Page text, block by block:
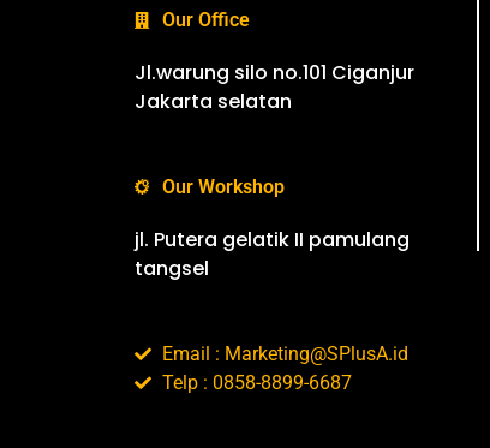
Our Office
Jl.warung silo no.101 Ciganjur
Jakarta selatan
Our Workshop
jl. Putera gelatik II pamulang
tangsel
Email : Marketing@SPlusA.id
Telp : 0858-8899-6687